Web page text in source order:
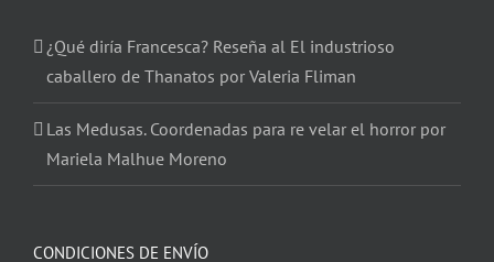
¿Qué diría Francesca? Reseña al El industrioso
caballero de Thanatos por Valeria Fliman
Las Medusas. Coordenadas para re velar el horror por
Mariela Malhue Moreno
CONDICIONES DE ENVÍO